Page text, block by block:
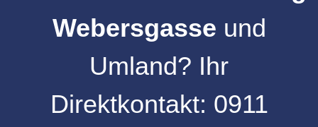
Webersgasse und
Umland? Ihr
Direktkontakt: 0911